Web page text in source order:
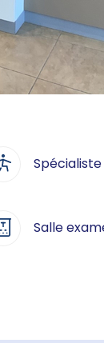
Salle